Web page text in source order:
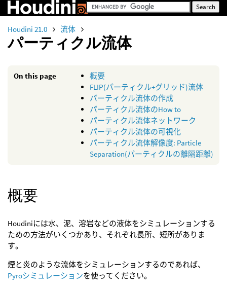
Houdini 21.0 流体
パーティクル流体
On this page
概要
FLIP(パーティクル+グリッド)流体
パーティクル流体の作成
パーティクル流体のHow to
パーティクル流体ネットワーク
パーティクル流体の可視化
パーティクル流体解像度: Particle
Separation(パーティクルの離隔距離)
概要
Houdiniには水、泥、溶岩などの液体をシミュレーションする
ための方法がいくつかあり、それぞれ長所、短所がありま
す。
煙と炎のような流体をシミュレーションするのであれば、
Pyroシミュレーションを使ってください。